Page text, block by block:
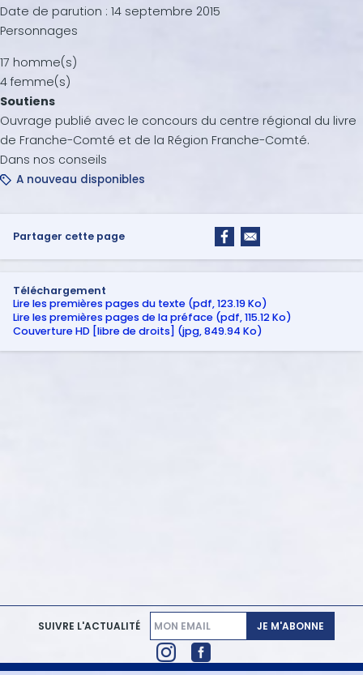
Date de parution : 14 septembre 2015
Personnages
17 homme(s)
4 femme(s)
Soutiens
Ouvrage publié avec le concours du centre régional du livre
de Franche-Comté et de la Région Franche-Comté.
Dans nos conseils
A nouveau disponibles
Partager cette page
Téléchargement
Lire les premières pages du texte (pdf, 123.19 Ko)
Lire les premières pages de la préface (pdf, 115.12 Ko)
Couverture HD [libre de droits] (jpg, 849.94 Ko)
SUIVRE L'ACTUALITÉ JE M'ABONNE